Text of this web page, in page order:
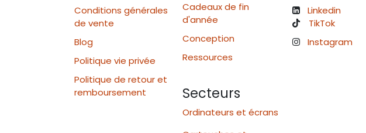
Conditions générales
de vente
Blog
Politique vie privée
Politique de retour et
remboursement
Cadeaux de fin
d'année
Conception
Ressources
Secteurs
Ordinateurs et écrans
Linkedin
TikTok
Instagram